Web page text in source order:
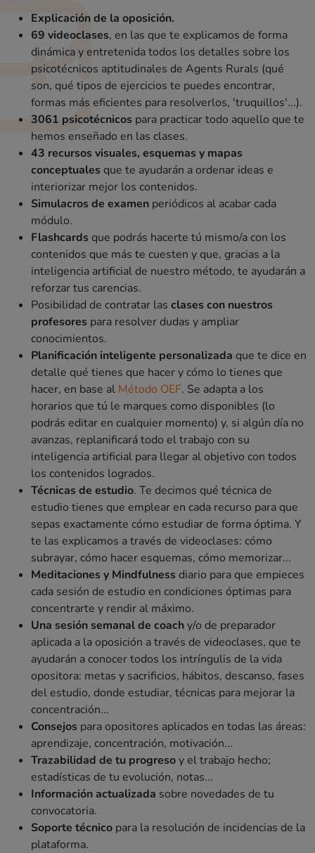
Explicación de la oposición.
69 videoclases, en las que te explicamos de forma
dinámica y entretenida todos los detalles sobre los
psicotécnicos aptitudinales de Agents Rurals (qué
son, qué tipos de ejercicios te puedes encontrar,
formas más eficientes para resolverlos, 'truquillos'...).
3061 psicotécnicos para practicar todo aquello que te
hemos enseñado en las clases.
43 recursos visuales, esquemas y mapas
conceptuales que te ayudarán a ordenar ideas e
interiorizar mejor los contenidos.
Simulacros de examen periódicos al acabar cada
módulo.
Flashcards que podrás hacerte tú mismo/a con los
contenidos que más te cuesten y que, gracias a la
inteligencia artificial de nuestro método, te ayudarán a
reforzar tus carencias.
Posibilidad de contratar las clases con nuestros
profesores para resolver dudas y ampliar
conocimientos.
Planificación inteligente personalizada que te dice en
detalle qué tienes que hacer y cómo lo tienes que
hacer, en base al Método OEF. Se adapta a los
horarios que tú le marques como disponibles (lo
podrás editar en cualquier momento) y, si algún día no
avanzas, replanificará todo el trabajo con su
inteligencia artificial para llegar al objetivo con todos
los contenidos logrados.
Técnicas de estudio. Te decimos qué técnica de
estudio tienes que emplear en cada recurso para que
sepas exactamente cómo estudiar de forma óptima. Y
te las explicamos a través de videoclases: cómo
subrayar, cómo hacer esquemas, cómo memorizar...
Meditaciones y Mindfulness diario para que empieces
cada sesión de estudio en condiciones óptimas para
concentrarte y rendir al máximo.
Una sesión semanal de coachy/o de preparador
aplicada a la oposición a través de videoclases, que te
ayudarán a conocer todos los intríngulis de la vida
opositora: metas y sacrificios, hábitos, descanso, fases
del estudio, donde estudiar, técnicas para mejorar la
concentración...
Consejos para opositores aplicados en todas las áreas:
aprendizaje, concentración, motivación...
Trazabilidad de tu progresoy el trabajo hecho;
estadísticas de tu evolución, notas...
Información actualizada sobre novedades de tu
convocatoria.
Soporte técnico para la resolución de incidencias de la
plataforma.